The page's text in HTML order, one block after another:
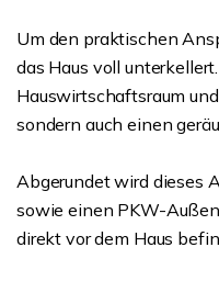
Um den praktischen
das Haus voll
Hauswirtschaftsraum
sondern auch einen
Abgerundet wird dieses
sowie einen PKW-
direkt vor dem Haus